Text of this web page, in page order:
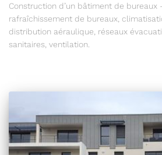
Construction d’un bâtiment de bureaux
rafraîchissement de bureaux,
distribution aéraulique, réseaux
sanitaires, ventilation.